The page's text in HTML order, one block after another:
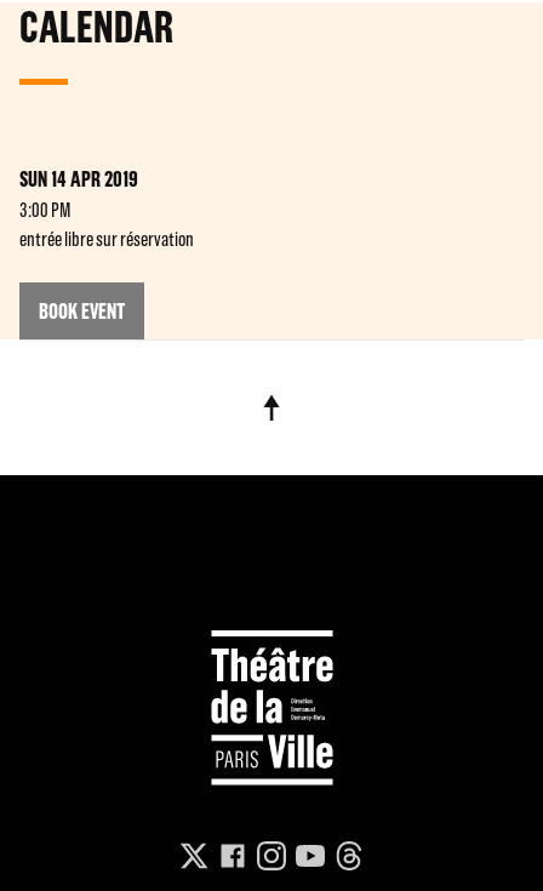
CALENDAR
SUN 14 APR 2019
3:00 PM
entrée libre sur réservation
BOOK EVENT